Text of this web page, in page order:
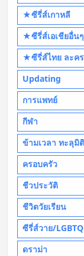
★ซีรี่ส์เกาหลี
★ซีรี่ส์เอเชียอื่นๆ
★ซีรี่ส์ไทย ละค
Updating
การแพทย์
กีฬา
ข้ามเวลา ทะลุมิติ
ครอบครัว
ชีวประวัติ
ชีวิตวัยเรียน
ซีรี่ส์วาย/LGBTQ
ดราม่า